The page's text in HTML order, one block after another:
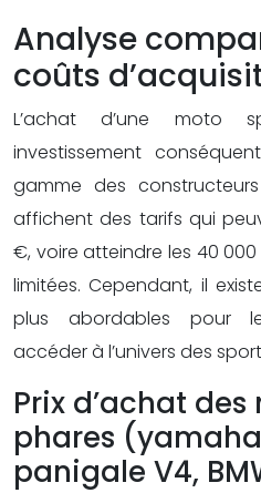
Analyse
coûts
L’achat d’une moto
investissement
gamme des
affichent des tarifs qui
€, voire atteindre les 40
limitées. Cependant, il
plus abordables pour
accéder à l’univers des
Prix d’achat
phares
panigale V4,